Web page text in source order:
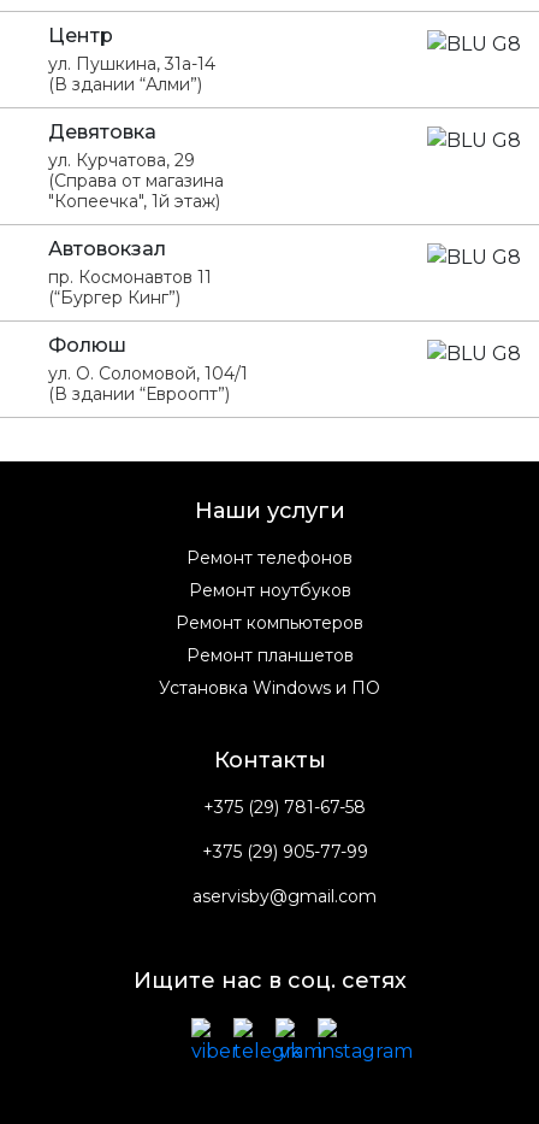
Центр
ул. Пушкина, 31а-14
(В здании “Алми”)
Девятовка
ул. Курчатова, 29
(Справа от магазина
"Копеечка", 1й этаж)
Автовокзал
пр. Космонавтов 11
(“Бургер Кинг”)
Фолюш
ул. О. Соломовой, 104/1
(В здании “Евроопт”)
Наши услуги
Ремонт телефонов
Ремонт ноутбуков
Ремонт компьютеров
Ремонт планшетов
Установка Windows и ПО
Контакты
+375 (29) 781-67-58
+375 (29) 905-77-99
aservisby@gmail.com
Ищите нас в соц. сетях